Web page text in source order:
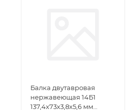
Балка двутавровая
нержавеющая 14Б1
137,4х73х3,8х5,6 мм